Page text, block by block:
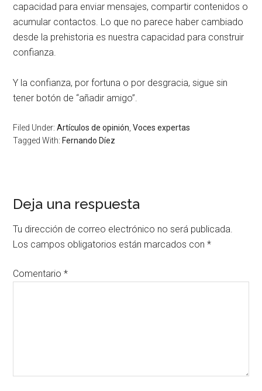
capacidad para enviar mensajes, compartir contenidos o
acumular contactos. Lo que no parece haber cambiado
desde la prehistoria es nuestra capacidad para construir
confianza.
Y la confianza, por fortuna o por desgracia, sigue sin
tener botón de “añadir amigo”.
Filed Under:Artículos de opinión ,Voces expertas
Tagged With: Fernando Díez
Deja una respuesta
Tu dirección de correo electrónico no será publicada.
Los campos obligatorios están marcados con*
Comentario*